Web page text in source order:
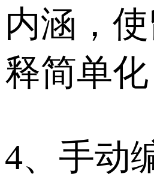
内涵，
释简单化
4、手动